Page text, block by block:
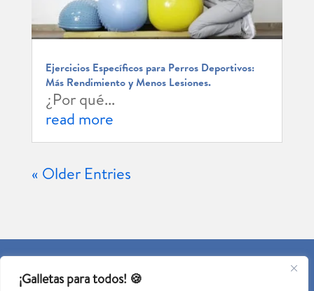
¡Galletas para todos! 🍪
Ejercicios Específicos para Perros Deportivos:
Más Rendimiento y Menos Lesiones.
¿Por qué...
read more
« Older Entries
Política de Privacidad